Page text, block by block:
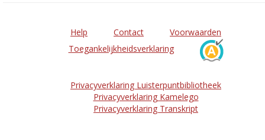
Help Contact
Voorwaarden
Toegankelijkheidsverklaring
Privacyverklaring Luisterpuntbibliotheek
Privacyverklaring Kamelego
Privacyverklaring Transkript